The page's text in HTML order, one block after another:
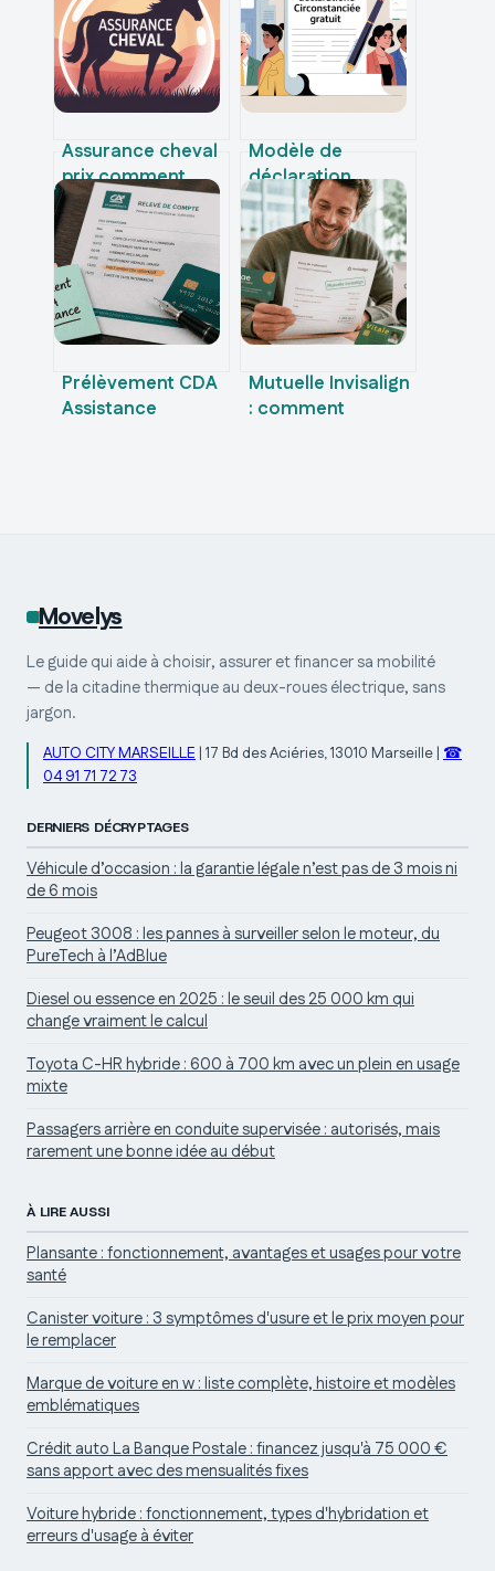
Assurance cheval
prix comment
comprendre et
maîtriser votre
budget
Modèle de
déclaration
circonstanciée
gratuit : exemples
prêts à l’emploi et
conseils
Prélèvement CDA
Assistance
Mutuelle Invisalign
: comment
Movelys
Le guide qui aide à choisir, assurer et financer sa mobilité
— de la citadine thermique au deux-roues électrique, sans
jargon.
AUTO CITY MARSEILLE | 17 Bd des Aciéries, 13010 Marseille | ☎
04 91 71 72 73
DERNIERS DÉCRYPTAGES
Véhicule d’occasion : la garantie légale n’est pas de 3 mois ni
de 6 mois
Peugeot 3008 : les pannes à surveiller selon le moteur, du
PureTech à l’AdBlue
Diesel ou essence en 2025 : le seuil des 25 000 km qui
change vraiment le calcul
Toyota C-HR hybride : 600 à 700 km avec un plein en usage
mixte
Passagers arrière en conduite supervisée : autorisés, mais
rarement une bonne idée au début
À LIRE AUSSI
Plansante : fonctionnement, avantages et usages pour votre
santé
Canister voiture : 3 symptômes d'usure et le prix moyen pour
le remplacer
Marque de voiture en w : liste complète, histoire et modèles
emblématiques
Crédit auto La Banque Postale : financez jusqu'à 75 000 €
sans apport avec des mensualités fixes
Voiture hybride : fonctionnement, types d'hybridation et
erreurs d'usage à éviter